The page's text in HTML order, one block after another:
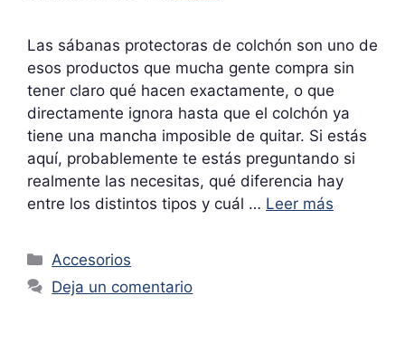
Las sábanas protectoras de colchón son uno de
esos productos que mucha gente compra sin
tener claro qué hacen exactamente, o que
directamente ignora hasta que el colchón ya
tiene una mancha imposible de quitar. Si estás
aquí, probablemente te estás preguntando si
realmente las necesitas, qué diferencia hay
entre los distintos tipos y cuál … Leer más
Categorías
Accesorios
Deja un comentario